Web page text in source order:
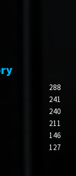
288
241
240
211
146
127